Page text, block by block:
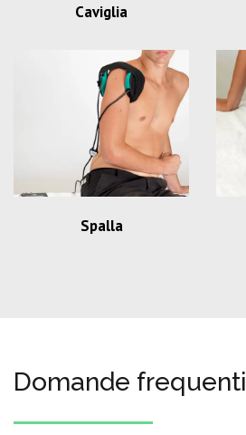
Caviglia
Spalla
Domande frequenti